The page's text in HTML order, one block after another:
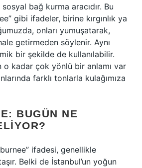
bağ kurma aracıdır. Bu
gibi ifadeler, birine kırgınlık ya
onları yumuşatarak,
getirmeden söylenir. Aynı
bir şekilde de kullanılabilir.
o kadar çok yönlü bir anlamı var
farklı tonlarla kulağımıza
BUGÜN NE
ifadesi, genellikle
Belki de İstanbul’un yoğun